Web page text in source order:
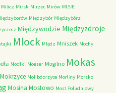
Milicz Mirsk Mirzec Mirów MISIE
Międzybór Międzybórz
Międzywodzie Międzyzdroje
Mlock Mlądz Mniszek Mochy
Modłki Moeser Mogilno Mokas
Mokrzyce Molibdorzyce Morliny Morsko
Mosina Mostowo Most Południowy